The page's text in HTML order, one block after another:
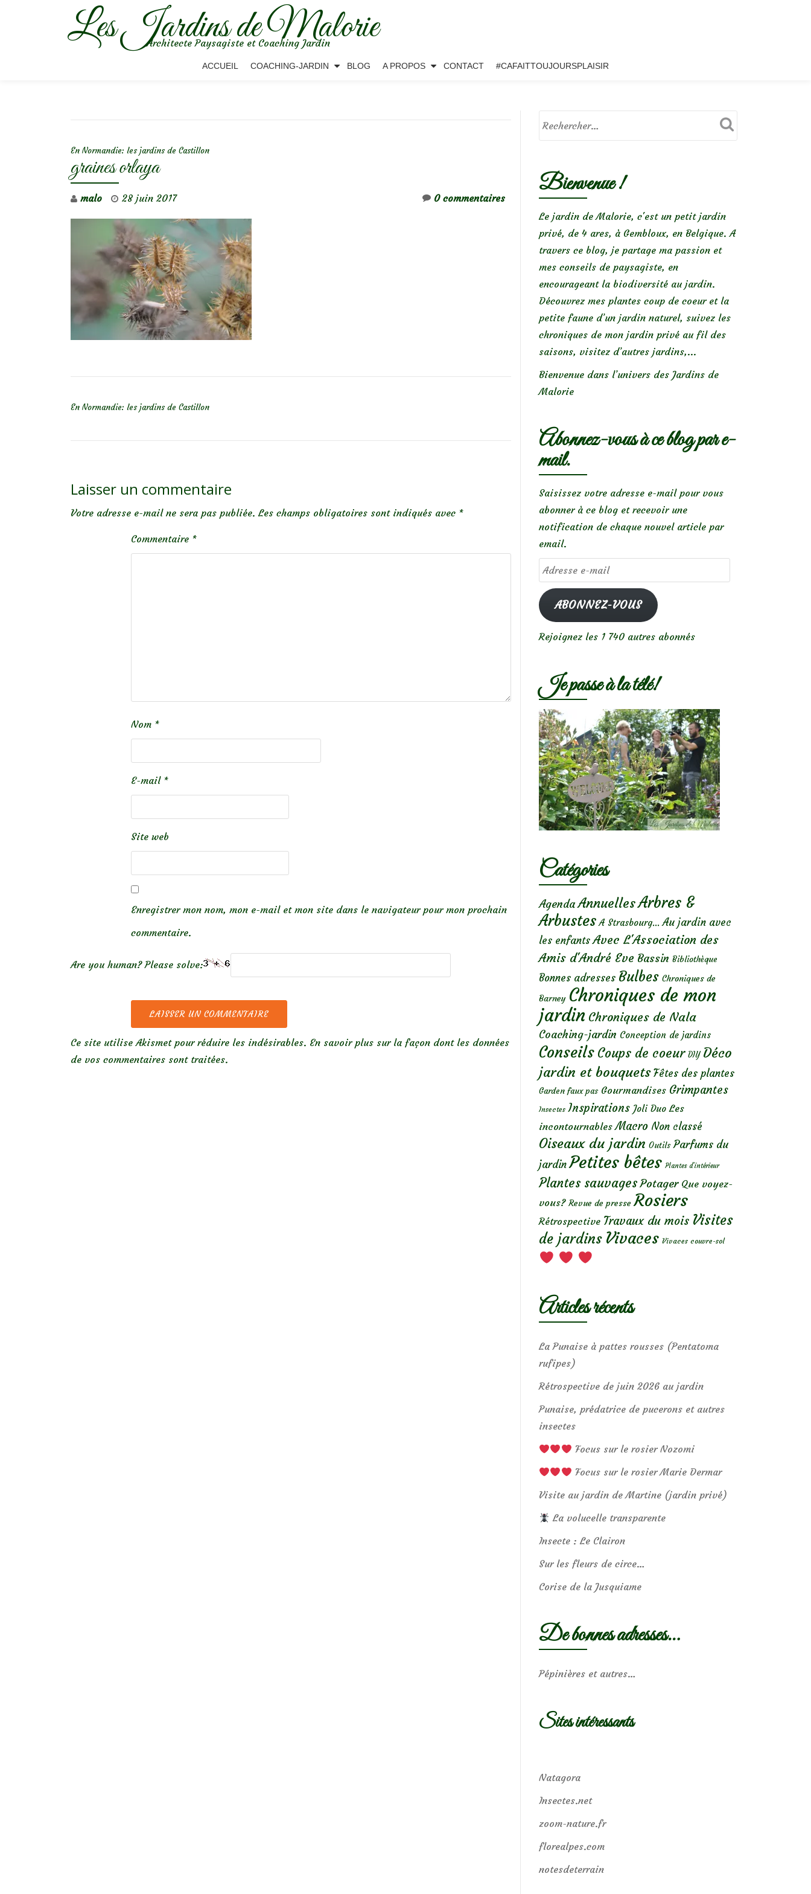
Les Jardins de Malorie
Architecte Paysagiste et Coaching Jardin
ACCUEIL COACHING-JARDIN BLOG A PROPOS CONTACT #CAFAITTOUJOURSPLAISIR
En Normandie: les jardins de Castillon
graines orlaya
malo 28 juin 2017 0 commentaires
En Normandie: les jardins de Castillon
Laisser un commentaire
Votre adresse e-mail ne sera pas publiée. Les champs obligatoires sont indiqués avec *
Commentaire *
Nom *
E-mail *
Site web
Enregistrer mon nom, mon e-mail et mon site dans le navigateur pour mon prochain
commentaire.
Are you human? Please solve:
Ce site utilise Akismet pour réduire les indésirables. En savoir plus sur la façon dont les données
de vos commentaires sont traitées.
Bienvenue !
Le jardin de Malorie, c'est un petit jardin
privé, de 4 ares, à Gembloux, en Belgique. A
travers ce blog, je partage ma passion et
mes conseils de paysagiste, en
encourageant la biodiversité au jardin.
Découvrez mes plantes coup de coeur et la
petite faune d’un jardin naturel, suivez les
chroniques de mon jardin privé au fil des
saisons, visitez d’autres jardins,...
Bienvenue dans l’univers des Jardins de
Malorie
Abonnez-vous à ce blog par e-
mail.
Saisissez votre adresse e-mail pour vous
abonner à ce blog et recevoir une
notification de chaque nouvel article par
email.
Adresse
e-
mailABONNEZ-VOUS
Rejoignez les 1 740 autres abonnés
Je passe à la télé!
Catégories
Agenda AnnuellesArbres &
Arbustes A Strasbourg... Au jardin avec
les enfants Avec L'Association des
Amis d'André Eve Bassin Bibliothèque
Bonnes adresses Bulbes Chroniques de
Barney Chroniques de mon
jardin Chroniques de Nala
Coaching-jardin Conception de jardins
Conseils Coups de coeur DIY Déco
jardin et bouquets Fêtes des plantes
Garden faux pas Gourmandises Grimpantes
Insectes Inspirations Joli Duo Les
incontournables Macro Non classé
Oiseaux du jardin Outils Parfums du
jardin Petites bêtes Plantes d’intérieur
Plantes sauvages Potager Que voyez-
vous? Revue de presse Rosiers
Rétrospective Travaux du mois Visites
de jardins Vivaces Vivaces couvre-sol
Articles récents
La Punaise à pattes rousses (Pentatoma
rufipes)
Rétrospective de juin 2026 au jardin
Punaise, prédatrice de pucerons et autres
insectes
Focus sur le rosier Nozomi
Focus sur le rosier Marie Dermar
Visite au jardin de Martine (jardin privé)
La volucelle transparente
Insecte : Le Clairon
Sur les fleurs de circe…
Corise de la Jusquiame
De bonnes adresses…
Pépinières et autres…
Sites intéressants
Natagora
Insectes.net
zoom-nature.fr
florealpes.com
notesdeterrain